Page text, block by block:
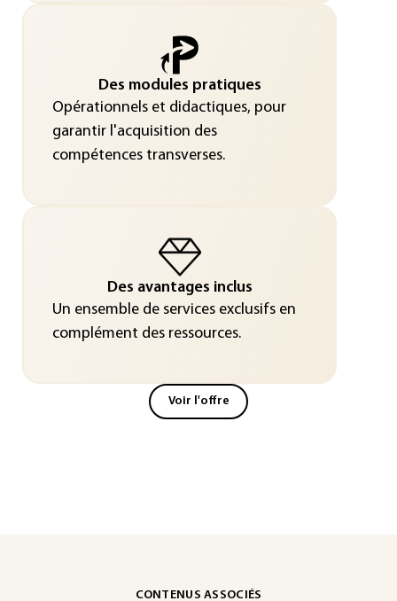
Des modules pratiques
Opérationnels et didactiques, pour
garantir l'acquisition des
compétences transverses.
Des avantages inclus
Un ensemble de services exclusifs en
complément des ressources.
Voir l'offre
CONTENUS ASSOCIÉS